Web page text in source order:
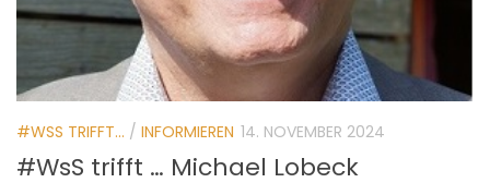
#WSS TRIFFT... / INFORMIEREN 14. NOVEMBER 2024
#WsS trifft … Michael Lobeck